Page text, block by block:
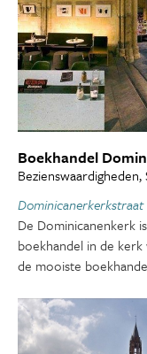
Boekhandel
Bezienswaardigheden,
Dominicanerkerkstraat
De Dominicanenkerk
boekhandel in de
de mooiste